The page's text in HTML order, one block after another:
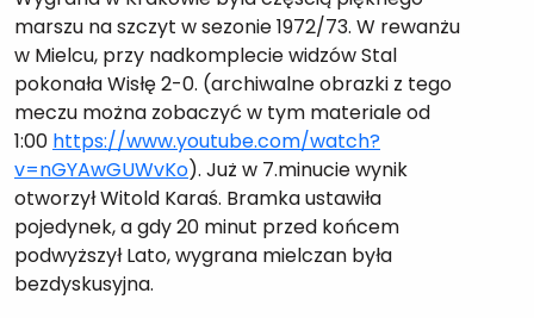
marszu na szczyt w sezonie 1972/73. W rewanżu
w Mielcu, przy nadkomplecie widzów Stal
pokonała Wisłę 2-0. (archiwalne obrazki z tego
meczu można zobaczyć w tym materiale od
1:00 https://www.youtube.com/watch?
v=nGYAwGUWvKo). Już w 7.minucie wynik
otworzył Witold Karaś. Bramka ustawiła
pojedynek, a gdy 20 minut przed końcem
podwyższył Lato, wygrana mielczan była
bezdyskusyjna.